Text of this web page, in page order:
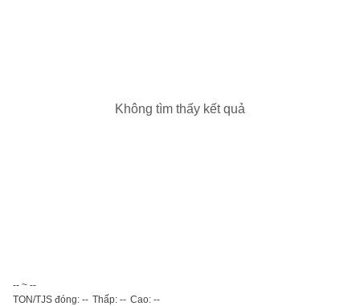
Không tìm thấy kết quả
-- ~ --
TON/TJS đóng: -- Thấp: -- Cao: --